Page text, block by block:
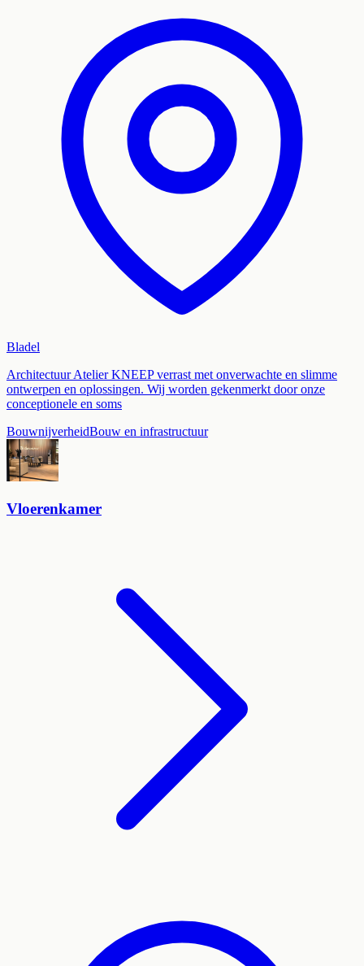
Bladel
Architectuur Atelier KNEEP verrast met onverwachte en slimme
ontwerpen en oplossingen. Wij worden gekenmerkt door onze
conceptionele en soms
BouwnijverheidBouw en infrastructuur
Vloerenkamer